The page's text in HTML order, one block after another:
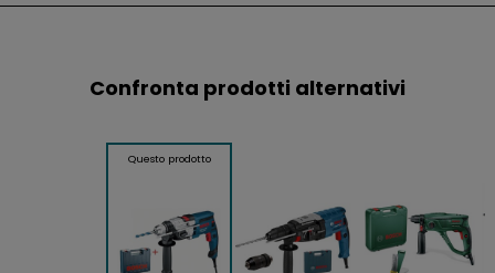
Confronta prodotti alternativi
Questo prodotto